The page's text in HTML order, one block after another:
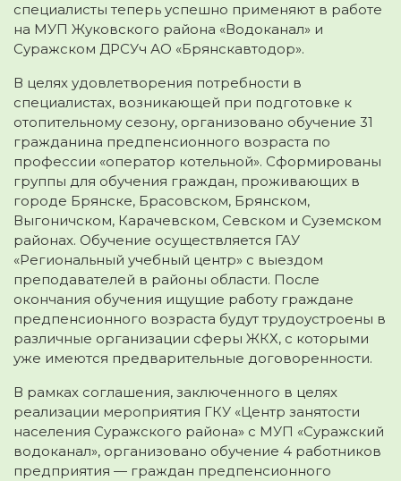
специалисты теперь успешно применяют в работе
на МУП Жуковского района «Водоканал» и
Суражском ДРСУч АО «Брянскавтодор».
В целях удовлетворения потребности в
специалистах, возникающей при подготовке к
отопительному сезону, организовано обучение 31
гражданина предпенсионного возраста по
профессии «оператор котельной». Сформированы
группы для обучения граждан, проживающих в
городе Брянске, Брасовском, Брянском,
Выгоничском, Карачевском, Севском и Суземском
районах. Обучение осуществляется ГАУ
«Региональный учебный центр» с выездом
преподавателей в районы области. После
окончания обучения ищущие работу граждане
предпенсионного возраста будут трудоустроены в
различные организации сферы ЖКХ, с которыми
уже имеются предварительные договоренности.
В рамках соглашения, заключенного в целях
реализации мероприятия ГКУ «Центр занятости
населения Суражского района» с МУП «Суражский
водоканал», организовано обучение 4 работников
предприятия — граждан предпенсионного